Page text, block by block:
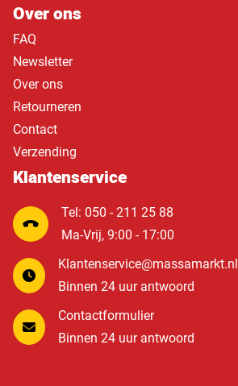
Over ons
FAQ
Newsletter
Over ons
Retourneren
Contact
Verzending
Klantenservice
Tel: 050 - 211 25 88
Ma-Vrij, 9:00 - 17:00
Klantenservice@massamarkt.nl
Binnen 24 uur antwoord
Contactformulier
Binnen 24 uur antwoord